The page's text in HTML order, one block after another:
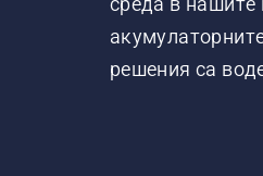
решения са